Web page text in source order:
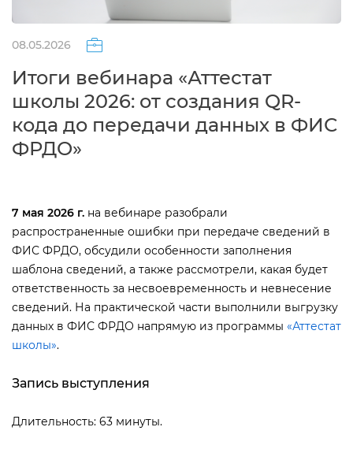
08.05.2026
Итоги вебинара «Аттестат
школы 2026: от создания QR-
кода до передачи данных в ФИС
ФРДО»
7 мая 2026 г. на вебинаре разобрали
распространенные ошибки при передаче сведений
ФИС ФРДО, обсудили особенности заполнения
шаблона сведений, а также рассмотрели, какая будет
ответственность за несвоевременность и невнесение
сведений. На практической части выполнили выгрузку
данных в ФИС ФРДО напрямую из программы «Аттестат
школы».
Запись выступления
Длительность: 63 минуты.